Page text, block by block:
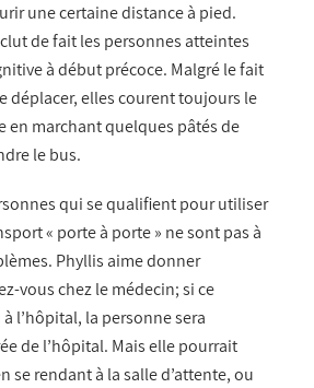
une certaine distance à pied.
de fait les personnes atteintes
à début précoce. Malgré le fait
déplacer, elles courent toujours le
en marchant quelques pâtés de
le bus.
qui se qualifient pour utiliser
« porte à porte » ne sont pas à
Phyllis aime donner
vous chez le médecin; si ce
l’hôpital, la personne sera
de l’hôpital. Mais elle pourrait
se rendant à la salle d’attente, ou